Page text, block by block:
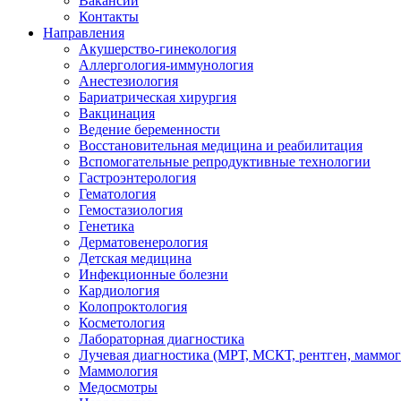
Контакты
Направления
Акушерство-гинекология
Аллергология-иммунология
Анестезиология
Бариатрическая хирургия
Вакцинация
Ведение беременности
Восстановительная медицина и реабилитация
Вспомогательные репродуктивные технологии
Гастроэнтерология
Гематология
Гемостазиология
Генетика
Дерматовенерология
Детская медицина
Инфекционные болезни
Кардиология
Колопроктология
Косметология
Лабораторная диагностика
Лучевая диагностика (МРТ, МСКТ, рентген,
Маммология
Медосмотры